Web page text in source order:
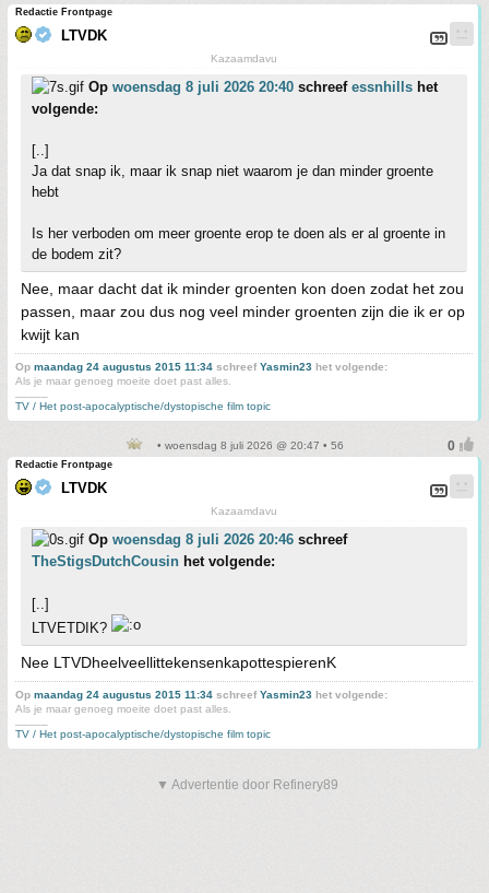
Redactie Frontpage
LTVDK
Kazaamdavu
Op woensdag 8 juli 2026 20:40 schreef essnhills het
volgende:
[..]
Ja dat snap ik, maar ik snap niet waarom je dan minder groente
hebt
Is her verboden om meer groente erop te doen als er al groente in
de bodem zit?
Nee, maar dacht dat ik minder groenten kon doen zodat het zou
passen, maar zou dus nog veel minder groenten zijn die ik er op
kwijt kan
Op maandag 24 augustus 2015 11:34 schreefYasmin23 het volgende:
Als je maar genoeg moeite doet past alles.
TV / Het post-apocalyptische/dystopische film topic
• woensdag 8 juli 2026 @ 20:47 • 56
Redactie Frontpage
LTVDK
Kazaamdavu
Op woensdag 8 juli 2026 20:46 schreef
TheStigsDutchCousin het volgende:
[..]
LTVETDIK?
Nee LTVDheelveellittekensenkapottespierenK
Op maandag 24 augustus 2015 11:34 schreefYasmin23 het volgende:
Als je maar genoeg moeite doet past alles.
TV / Het post-apocalyptische/dystopische film topic
▼ Advertentie door Refinery89